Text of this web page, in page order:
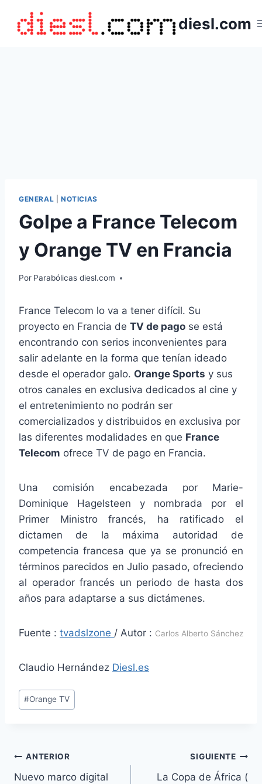
contenido
diesl.com
GENERAL NOTICIAS
Golpe a France Telecom
y Orange TV en Francia
Por Parabólicas diesl.com
France Telecom lo va a tener difícil. Su
proyecto en Francia de TV de pago se está
encontrando con serios inconvenientes para
salir adelante en la forma que tenían ideado
desde el operador galo. Orange Sports y sus
otros canales en exclusiva dedicados al cine y
el entretenimiento no podrán ser
comercializados y distribuidos en exclusiva por
las diferentes modalidades en que France
Telecom ofrece TV de pago en Francia.
Una comisión encabezada por Marie-
Dominique Hagelsteen y nombrada por el
Primer Ministro francés, ha ratificado el
dictamen de la máxima autoridad de
competencia francesa que ya se pronunció en
términos parecidos en Julio pasado, ofreciendo
al operador francés un periodo de hasta dos
años para adaptarse a sus dictámenes.
Fuente : tvadslzone / Autor : Carlos Alberto Sánchez
Claudio Hernández Diesl.es
Etiquetas
de
#Orange TV
Navegación
ANTERIOR
Nuevo marco digital
SIGUIENTE
La Copa de África (